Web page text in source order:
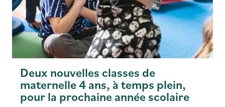
Deux nouvelles classes de
maternelle 4 ans, à temps plein,
pour la prochaine année scolaire